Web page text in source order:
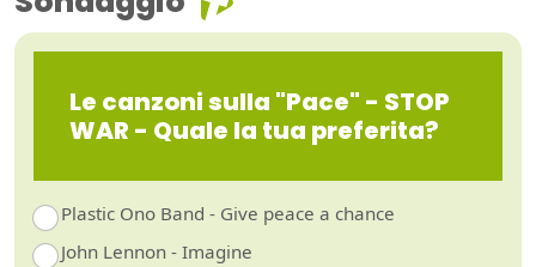
Le canzoni sulla "Pace" - STOP
WAR - Quale la tua preferita?
Plastic Ono Band - Give peace a chance
John Lennon - Imagine